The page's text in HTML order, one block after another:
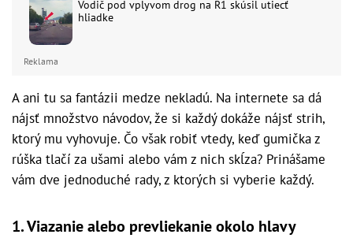
Vodič pod vplyvom drog na R1 skúsil utiecť
hliadke
Reklama
A ani tu sa fantázii medze nekladú. Na internete sa dá
nájsť množstvo návodov, že si každý dokáže nájsť strih,
ktorý mu vyhovuje. Čo však robiť vtedy, keď gumička z
rúška tlačí za ušami alebo vám z nich skĺza? Prinášame
vám dve jednoduché rady, z ktorých si vyberie každý.
1. Viazanie alebo prevliekanie okolo hlavy